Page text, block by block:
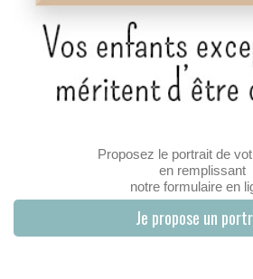
Proposez le portrait de
en remplissant
notre formulaire en
Je propose un